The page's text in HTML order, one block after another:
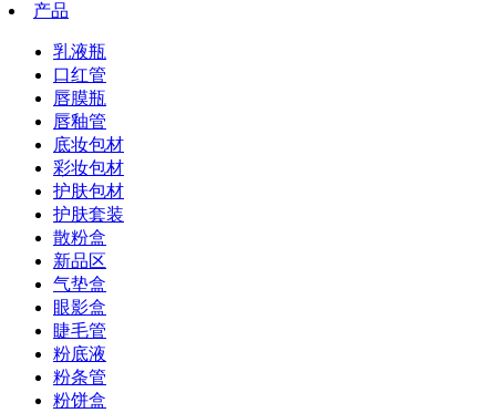
产品
乳液瓶
口红管
唇膜瓶
唇釉管
底妆包材
彩妆包材
护肤包材
护肤套装
散粉盒
新品区
气垫盒
眼影盒
睫毛管
粉底液
粉条管
粉饼盒